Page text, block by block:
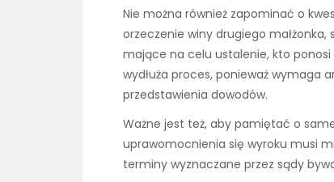
Nie można również zapominać o
orzeczenie winy drugiego
mające na celu ustalenie, kto ponosi
wydłuża proces, ponieważ wymaga
przedstawienia dowodów.
Ważne jest też, aby pamiętać o
uprawomocnienia się wyroku musi
terminy wyznaczane przez sądy